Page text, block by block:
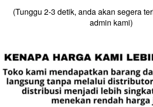
(Tunggu 2-3 detik, anda akan segera
admin kami)